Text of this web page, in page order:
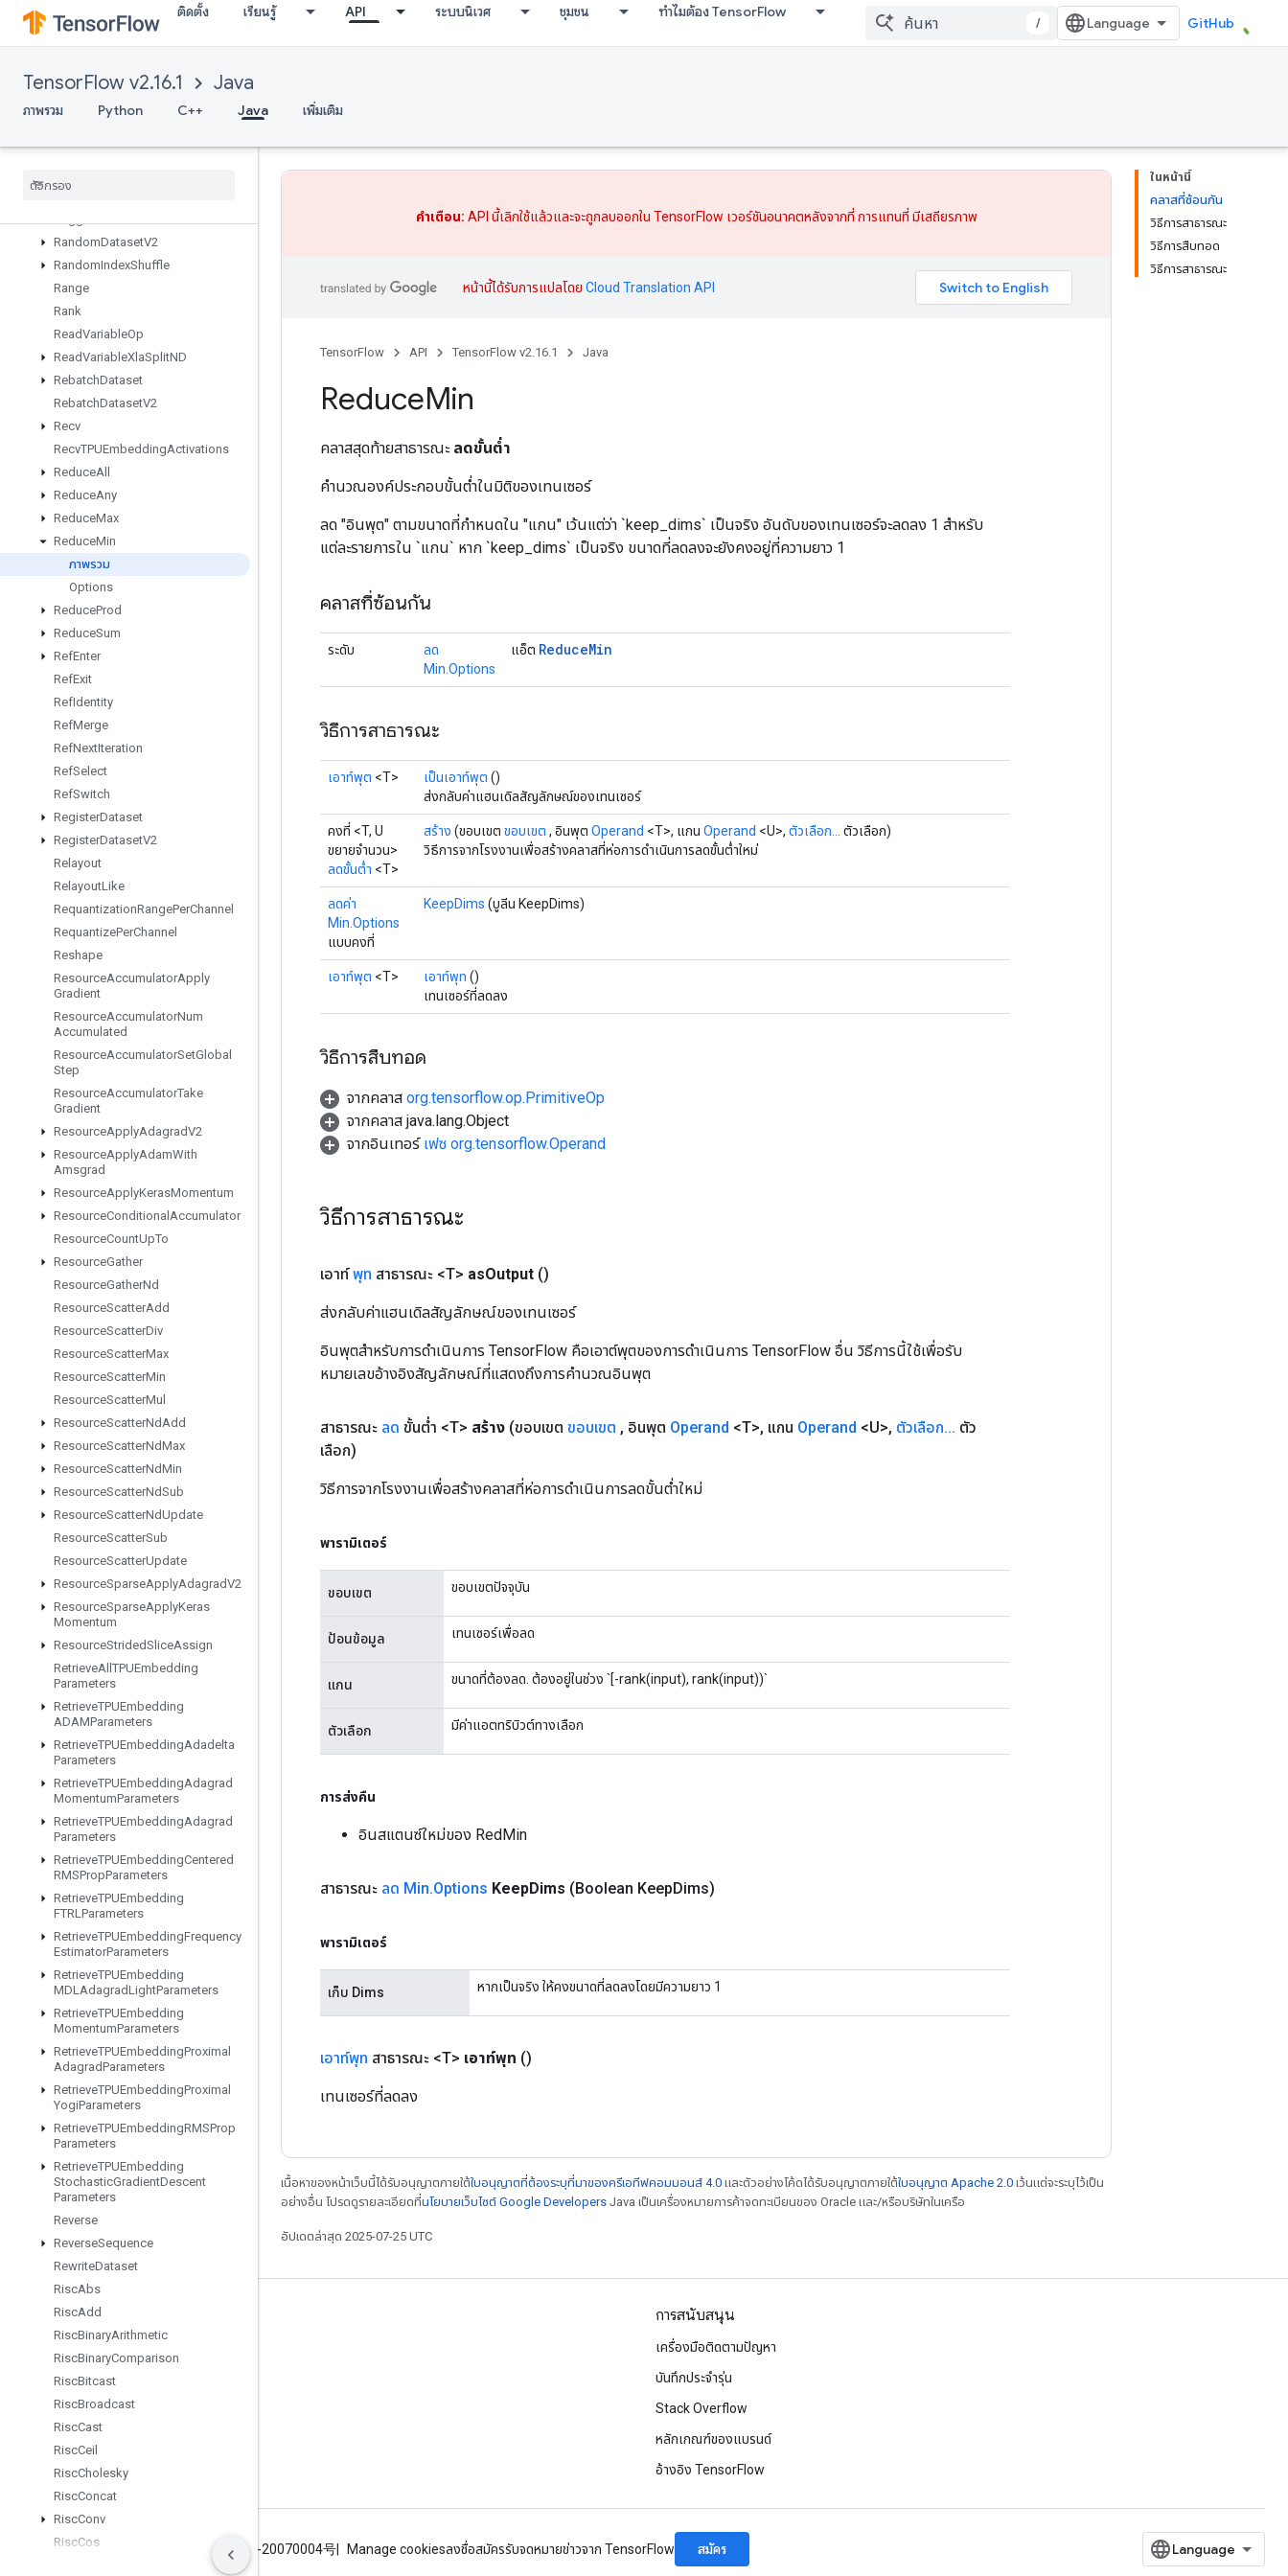
ติดตั้ง เรียนรู้ API ระบบนิเวศ ชุมชน ทำไมต้อง TensorFlow
/ GitHub
TensorFlow v2.16.1 Java
ภาพรวม Python C++ Java เพิ่มเติม
RaggedCross
RaggedFillEmptyRows
RaggedGather
RaggedRange
RaggedTensorToSparse
RandomDatasetV2
RandomIndexShuffle
Range
Rank
ReadVariableOp
ReadVariableXlaSplitND
RebatchDataset
RebatchDatasetV2
Recv
RecvTPUEmbeddingActivations
ReduceAll
ReduceAny
ReduceMax
ReduceMin
ภาพรวม
Options
ReduceProd
ReduceSum
RefEnter
RefExit
RefIdentity
RefMerge
RefNextIteration
RefSelect
RefSwitch
RegisterDataset
RegisterDatasetV2
Relayout
RelayoutLike
RequantizationRangePerChannel
RequantizePerChannel
Reshape
ResourceAccumulatorApply
Gradient
ResourceAccumulatorNum
Accumulated
ResourceAccumulatorSetGlobal
Step
ResourceAccumulatorTake
Gradient
ResourceApplyAdagradV2
ResourceApplyAdamWith
Amsgrad
ResourceApplyKerasMomentum
ResourceConditional Accumulator
ResourceCountUpTo
ResourceGather
ResourceGatherNd
ResourceScatterAdd
ResourceScatterDiv
ResourceScatterMax
ResourceScatterMin
ResourceScatterMul
ResourceScatterNdAdd
ResourceScatterNdMax
ResourceScatterNdMin
ResourceScatterNdSub
ResourceScatterNdUpdate
ResourceScatterSub
ResourceScatterUpdate
ResourceSparseApplyAdagradV2
ResourceSparseApplyKeras
Momentum
ResourceStridedSliceAssign
RetrieveAll TPUEmbedding
Parameters
RetrieveTPUEmbedding
ADAMParameters
RetrieveTPUEmbeddingAdadelta
Parameters
RetrieveTPUEmbeddingAdagrad
MomentumParameters
RetrieveTPUEmbeddingAdagrad
Parameters
RetrieveTPUEmbeddingCentered
RMSPropParameters
RetrieveTPUEmbedding
FTRLParameters
RetrieveTPUEmbeddingFrequency
EstimatorParameters
RetrieveTPUEmbedding
MDLAdagradLightParameters
RetrieveTPUEmbedding
MomentumParameters
RetrieveTPUEmbeddingProximal
AdagradParameters
RetrieveTPUEmbeddingProximal
YogiParameters
RetrieveTPUEmbeddingRMSProp
Parameters
RetrieveTPUEmbedding
StochasticGradientDescent
Parameters
Reverse
ReverseSequence
RewriteDataset
RiscAbs
RiscAdd
RiscBinaryArithmetic
RiscBinaryComparison
RiscBitcast
RiscBroadcast
RiscCast
RiscCeil
RiscCholesky
RiscConcat
RiscConv
RiscCos
ในหน้านี้
คลาสที่ซ้อนกัน
วิธีการสาธารณะ
วิธีการสืบทอด
วิธีการสาธารณะ
คำเตือน: API นี้เลิกใช้แล้วและจะถูกลบออกใน TensorFlow เวอร์ชันอนาคตหลังจากที่ การแทนที่ มีเสถียรภาพ
หน้านี้ได้รับการแปลโดย Cloud Translation API
TensorFlow API TensorFlow v2.16.1 Java
ReduceMin
คลาสสุดท้ายสาธารณะ ลดขั้นต่ำ
คำนวณองค์ประกอบขั้นต่ำในมิติของเทนเซอร์
ลด "อินพุต" ตามขนาดที่กำหนดใน "แกน" เว้นแต่ว่า `keep_dims` เป็นจริง อันดับของเทนเซอร์จะลดลง 1 สำหรับ
แต่ละรายการใน `แกน` หาก `keep_dims` เป็นจริง ขนาดที่ลดลงจะยังคงอยู่ที่ความยาว 1
คลาสที่ซ้อนกัน
ระดับ
ลด
Min.Options
แอ็ต ReduceMin
วิธีการสาธารณะ
เอาท์พุต <T> เป็นเอาท์พุต ()
ส่งกลับค่าแฮนเดิลสัญลักษณ์ของเทนเซอร์
คงที่ <T, U
ขยายจำนวน>
ลดขั้นต่ำ <T>
สร้าง (ขอบเขต ขอบเขต , อินพุต Operand <T>, แกน Operand <U>, ตัวเลือก...
ตัวเลือก)
วิธีการจากโรงงานเพื่อสร้างคลาสที่ห่อการดำเนินการลดขั้นต่ำใหม่
ลดค่า
Min.Options
แบบคงที่
KeepDims (บูลีน KeepDims)
เอาท์พุต <T> เอาท์พุท ()
เทนเซอร์ที่ลดลง
วิธีการสืบทอด
จากคลาส org.tensorflow.op.PrimitiveOp
จากคลาส java.lang.Object
จากอินเทอร์ เฟซ org.tensorflow.Operand
วิธีการสาธารณะ
เอาท์พุท สาธารณะ <T> asOutput ()
ส่งกลับค่าแฮนเดิลสัญลักษณ์ของเทนเซอร์
อินพุตสำหรับการดำเนินการ TensorFlow คือเอาต์พุตของการดำเนินการ TensorFlow อื่น วิธีการนี้ใช้เพื่อรับ
หมายเลขอ้างอิงสัญลักษณ์ที่แสดงถึงการคำนวณอินพุต
สาธารณะ ลด ขั้นต่ำ <T> สร้าง (ขอบเขต ขอบเขต , อินพุต Operand <T>, แกน Operand <U>, ตัวเลือก... ตัว
เลือก)
วิธีการจากโรงงานเพื่อสร้างคลาสที่ห่อการดำเนินการลดขั้นต่ำใหม่
พารามิเตอร์
ขอบเขต ขอบเขตปัจจุบัน
ป้อนข้อมูล เทนเซอร์เพื่อลด
แกน ขนาดที่ต้องลด. ต้องอยู่ในช่วง `[-rank(input), rank(input))`
ตัวเลือก มีค่าแอตทริบิวต์ทางเลือก
การส่งคืน
อินสแตนซ์ใหม่ของ RedMin
สาธารณะ ลด Min.Options KeepDims (Boolean KeepDims)
พารามิเตอร์
เก็บ Dims หากเป็นจริง ให้คงขนาดที่ลดลงโดยมีความยาว 1
เอาท์พุท สาธารณะ <T> เอาท์พุท ()
เทนเซอร์ที่ลดลง
เนื้อหาของหน้าเว็บนี้ได้รับอนุญาตภายใต้ใบอนุญาตที่ต้องระบุที่มาของครีเอทีฟคอมมอนส์ 4.0 และตัวอย่างโค้ดได้รับอนุญาตภายใต้ใบอนุญาต Apache 2.0 เว้นแต่จะระบุไว้เป็น
อย่างอื่น โปรดดูรายละเอียดที่นโยบายเว็บไซต์ Google Developers Java เป็นเครื่องหมายการค้าจดทะเบียนของ Oracle และ/หรือบริษัทในเครือ
อัปเดตล่าสุด 2025-07-25 UTC
เชื่อมต่อเสมอ
GitHub
Twitter
การสนับสนุน
เครื่องมือติดตามปัญหา
บันทึกประจำรุ่น
Stack Overflow
หลักเกณฑ์ของแบรนด์
อ้างอิง TensorFlow
ข้อกำหนด ความเป็นส่วนตัว ICP证合字B2-20070004号 Manage cookiesลงชื่อสมัครรับจดหมายข่าวจาก TensorFlow สมัคร